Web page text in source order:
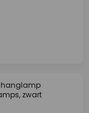
hanglamp
zwart